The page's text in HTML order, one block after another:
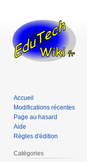
Accueil
Modifications récentes
Page au hasard
Aide
Règles d'édition
Catégories